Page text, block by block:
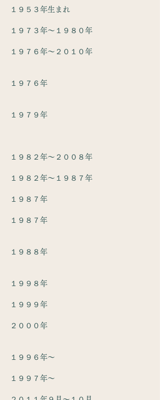
１９５３年生まれ
１９７３年～１９８０年
１９７６年～２０１０年
１９７６年
１９７９年
１９８２年～２００８年
１９８２年～１９８７年
１９８７年
１９８７年
１９８８年
１９９８年
１９９９年
２０００年
１９９６年～
１９９７年〜